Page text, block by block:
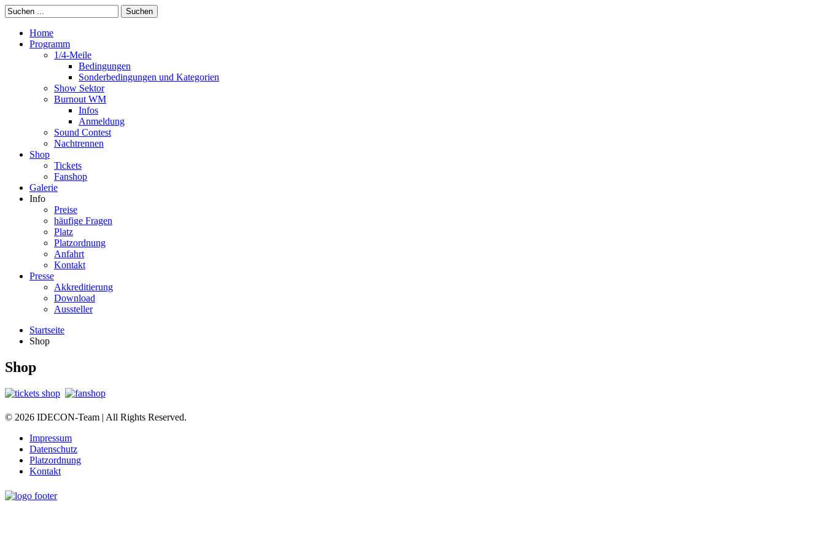
Suchen
Home
Programm
1/4-Meile
Bedingungen
Sonderbedingungen und Kategorien
Show Sektor
Burnout WM
Infos
Anmeldung
Sound Contest
Nachtrennen
Shop
Tickets
Fanshop
Galerie
Info
Preise
häufige Fragen
Platz
Platzordnung
Anfahrt
Kontakt
Presse
Akkreditierung
Download
Aussteller
Startseite
Shop
Shop
© 2026 IDECON-Team | All Rights Reserved.
Impressum
Datenschutz
Platzordnung
Kontakt